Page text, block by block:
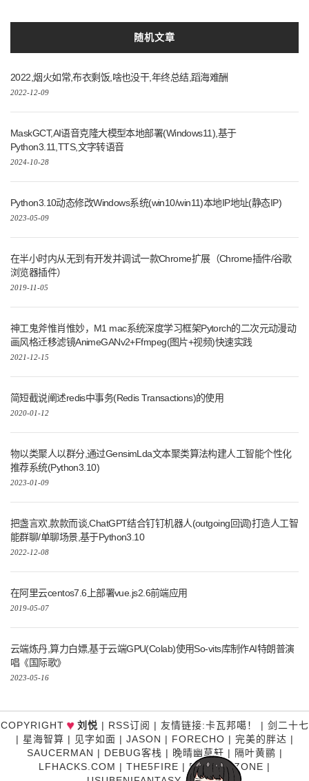
随机文章
2022,烟火如常,布衣剩饭,啥也没干,年终总结,蹈海难酬
2022-12-09
MaskGCT,AI语音克隆大模型本地部署(Windows11),基于
Python3.11,TTS,文字转语音
2024-10-28
Python3.10动态修改Windows系统(win10/win11)本地IP地址(静态IP)
2023-05-09
在半小时内从无到有开发并调试一款Chrome扩展（Chrome插件/谷歌
浏览器插件）
2019-11-05
神工鬼斧惟肖惟妙，M1 mac系统深度学习框架Pytorch的二次元动漫动
画风格迁移滤镜AnimeGANv2+Ffmpeg(图片+视频)快速实践
2021-12-15
简短截说阐述redis中事务(Redis Transactions)的使用
2020-01-12
物以类聚人以群分,通过GensimLda文本聚类算法构建人工智能个性化
推荐系统(Python3.10)
2023-01-09
把盏言欢,款款而谈,ChatGPT结合钉钉机器人(outgoing回调)打造人工智
能群聊/单聊场景,基于Python3.10
2022-12-08
在阿里云centos7.6上部署vue.js2.6前端应用
2019-05-07
云端炼丹,算力白嫖,基于云端GPU(Colab)使用So-vits库制作AI特朗普演
唱《国际歌》
2023-05-16
COPYRIGHT♥ 刘悦 | RSS订阅 | 友情链接:卡瓦邦噶！ | 剑二十七
| 星海智算 | 见字如面 | JASON | FORECHO | 完美的胖达 |
SAUCERMAN | DEBUG客栈 | 晚晴幽草轩 | 隔叶黄鹂 |
LFHACKS.COM | THE5FIRE | P3TERX ZONE |